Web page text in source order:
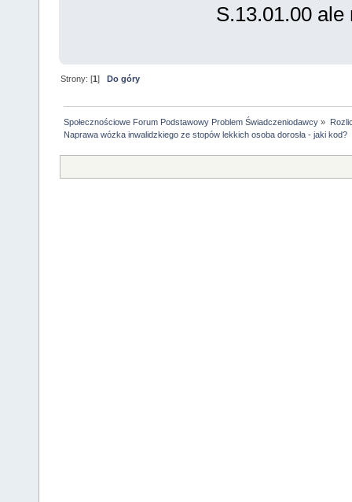
S.13.01.00
Strony: [1]Do góry
Społecznościowe Forum Podstawowy Problem Świadczeniodawcy »
Naprawa wózka inwalidzkiego ze stopów lekkich osoba dorosła - jaki kod?